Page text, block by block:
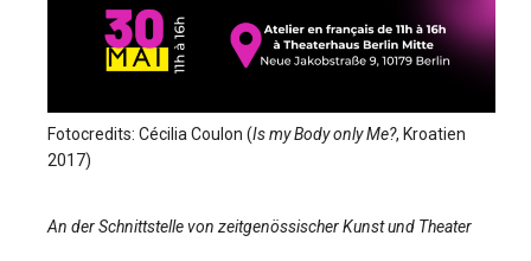
Fotocredits: Cécilia Coulon (Is my Body only Me?, Kroatien
2017)
An der Schnittstelle von zeitgenössischer Kunst und Theater